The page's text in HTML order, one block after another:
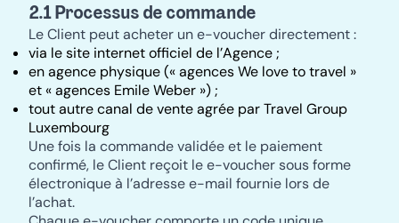
2.1 Processus de commande
Le Client peut acheter un e-voucher directement :
via le site internet officiel de l’Agence ;
en agence physique (« agences We love to travel »
et « agences Emile Weber ») ;
tout autre canal de vente agrée par Travel Group
Luxembourg
Une fois la commande validée et le paiement
confirmé, le Client reçoit le e-voucher sous forme
électronique à l’adresse e-mail fournie lors de
l’achat.